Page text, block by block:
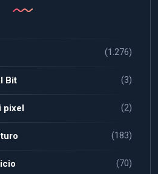
(1.276)
Bit (3)
pixel (2)
(183)
(70)